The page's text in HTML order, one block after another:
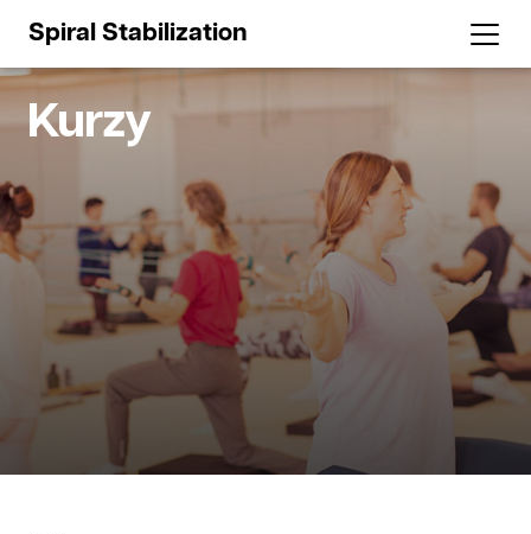
Spiral Stabilization
Kurzy